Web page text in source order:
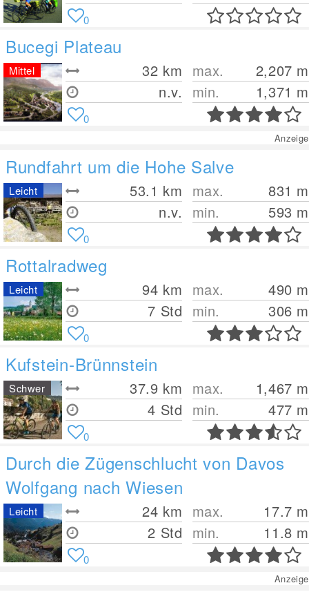
0
Bucegi Plateau
32 km
n.v.
max. 2,207 m
min.
1,371 m
Mittel
0
Anzeige
Rundfahrt um die Hohe Salve
53.1 km
n.v.
max. 831 m
min.
593 m
Leicht
0
Rottalradweg
94 km
7 Std
max. 490 m
min.
306 m
Leicht
0
Kufstein-Brünnstein
37.9 km
4 Std
max. 1,467 m
min.
477 m
Schwer
0
Durch die Zügenschlucht von Davos
Wolfgang nach Wiesen
24 km
2 Std
max. 17.7 m
min.
11.8 m
Leicht
0
Anzeige